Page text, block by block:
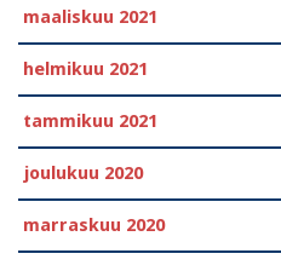
maaliskuu 2021
helmikuu 2021
tammikuu 2021
joulukuu 2020
marraskuu 2020